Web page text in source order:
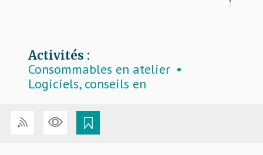
Activités :
Consommables en atelier
Logiciels, conseils en
Montures
Verres